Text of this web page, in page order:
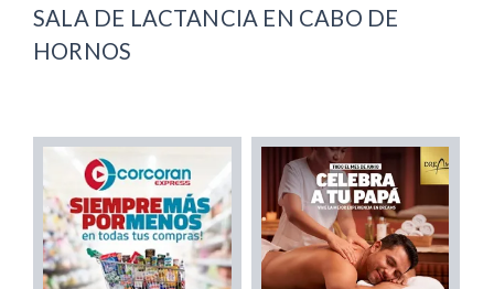
SALA DE LACTANCIA EN CABO DE
HORNOS